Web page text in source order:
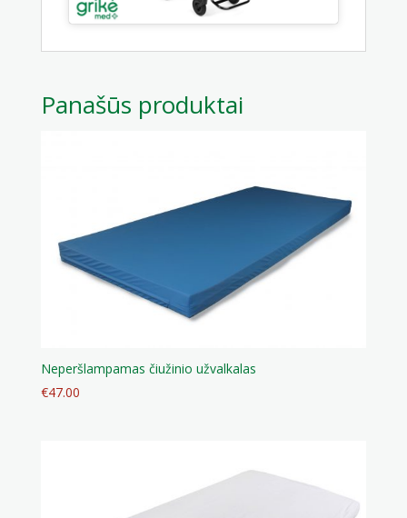
Panašūs produktai
Neperšlampamas čiužinio užvalkalas
€47.00